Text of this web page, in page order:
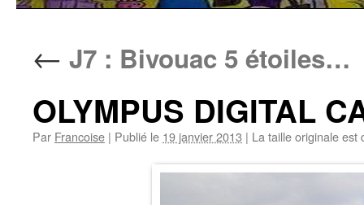
← J7 : Bivouac 5 étoiles…
OLYMPUS DIGITAL
Par Francoise | Publié le 19 janvier 2013 | La taille originale est